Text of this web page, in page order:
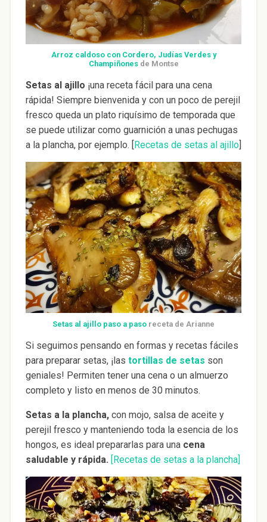
Arroz caldoso con Cordero, Judías Verdes y
Champiñonesde Montse
Setas al ajillo ¡una receta fácil para una cena
rápida! Siempre bienvenida y con un poco de perejil
fresco queda un plato riquísimo de temporada que
se puede utilizar como guarnición a unas pechugas
a la plancha, por ejemplo. [Recetas de setas al ajillo]
Setas al ajillo paso a paso receta de Arianne
Si seguimos pensando en formas y recetas fáciles
para preparar setas, ¡las tortillas de setas son
geniales! Permiten tener una cena o un almuerzo
completo y listo en menos de 30 minutos.
Setas a la plancha,con mojo, salsa de aceite y
perejil fresco y manteniendo toda la esencia de los
hongos, es ideal prepararlas para unacena
saludable y rápida. [Recetas de setas a la plancha]